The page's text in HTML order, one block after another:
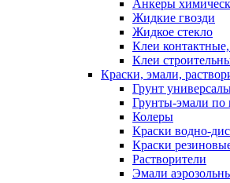
Анкеры
Жидкие гвозди
Жидкое стекло
Клеи
Клеи
Краски, эмали,
Грунт
Грунты-эмали по
Колеры
Краски водно-
Краски
Растворители
Эмали